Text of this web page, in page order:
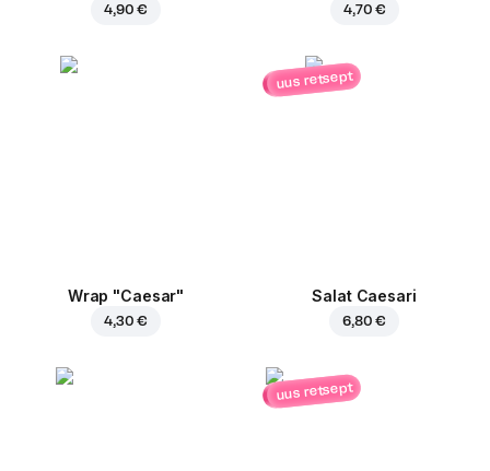
4,90 € 4,70 €
Wrap "Caesar"
4,30 €
uus retsept
Salat Caesari
6,80 €
uus retsept